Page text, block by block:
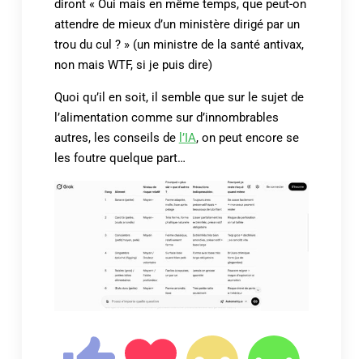
diront « Oui mais en même temps, que peut-on
attendre de mieux d’un ministère dirigé par un
trou du cul ? » (un ministre de la santé antivax,
non mais WTF, si je puis dire)
Quoi qu’il en soit, il semble que sur le sujet de
l’alimentation comme sur d’innombrables
autres, les conseils de l’IA, on peut encore se
les foutre quelque part…